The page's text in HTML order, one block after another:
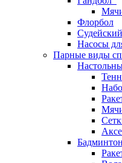
Флорбол
Насосы
Парные виды